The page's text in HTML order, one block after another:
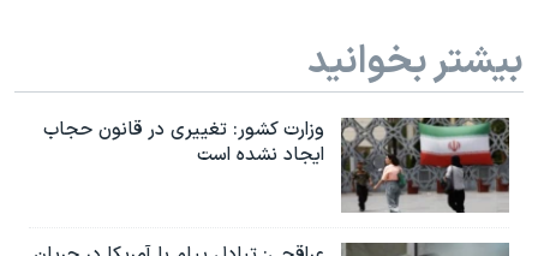
بیشتر بخوانید
وزارت کشور: تغییری در قانون حجاب
ایجاد نشده است